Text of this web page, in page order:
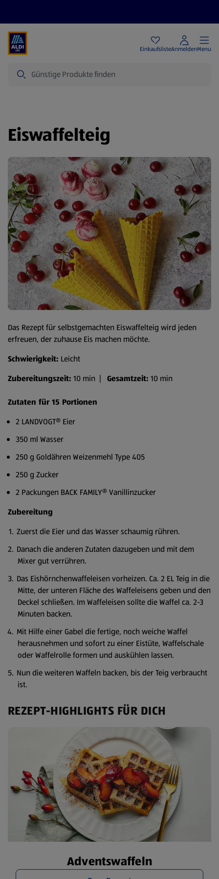
EinkaufslisteAnmeldenMenu
Eiswaffelteig
Das Rezept für selbstgemachten Eiswaffelteig wird jeden
erfreuen, der zuhause Eis machen möchte.
Schwierigkeit: Leicht
Zubereitungszeit: 10 min | Gesamtzeit: 10 min
Zutaten für 15 Portionen
2 LANDVOGT® Eier
350 ml Wasser
250 g Goldähren Weizenmehl Type 405
250 g Zucker
2 Packungen BACK FAMILY® Vanillinzucker
Zubereitung
Zuerst die Eier und das Wasser schaumig rühren.
Danach die anderen Zutaten dazugeben und mit dem
Mixer gut verrühren.
Das Eishörnchenwaffeleisen vorheizen. Ca. 2 EL Teig in die
Mitte, der unteren Fläche des Waffeleisens geben und den
Deckel schließen. Im Waffeleisen sollte die Waffel ca. 2-3
Minuten backen.
Mit Hilfe einer Gabel die fertige, noch weiche Waffel
herausnehmen und sofort zu einer Eistüte, Waffelschale
oder Waffelrolle formen und auskühlen lassen.
Nun die weiteren Waffeln backen, bis der Teig verbraucht
ist.
REZEPT-HIGHLIGHTS FÜR DICH
Adventswaffeln